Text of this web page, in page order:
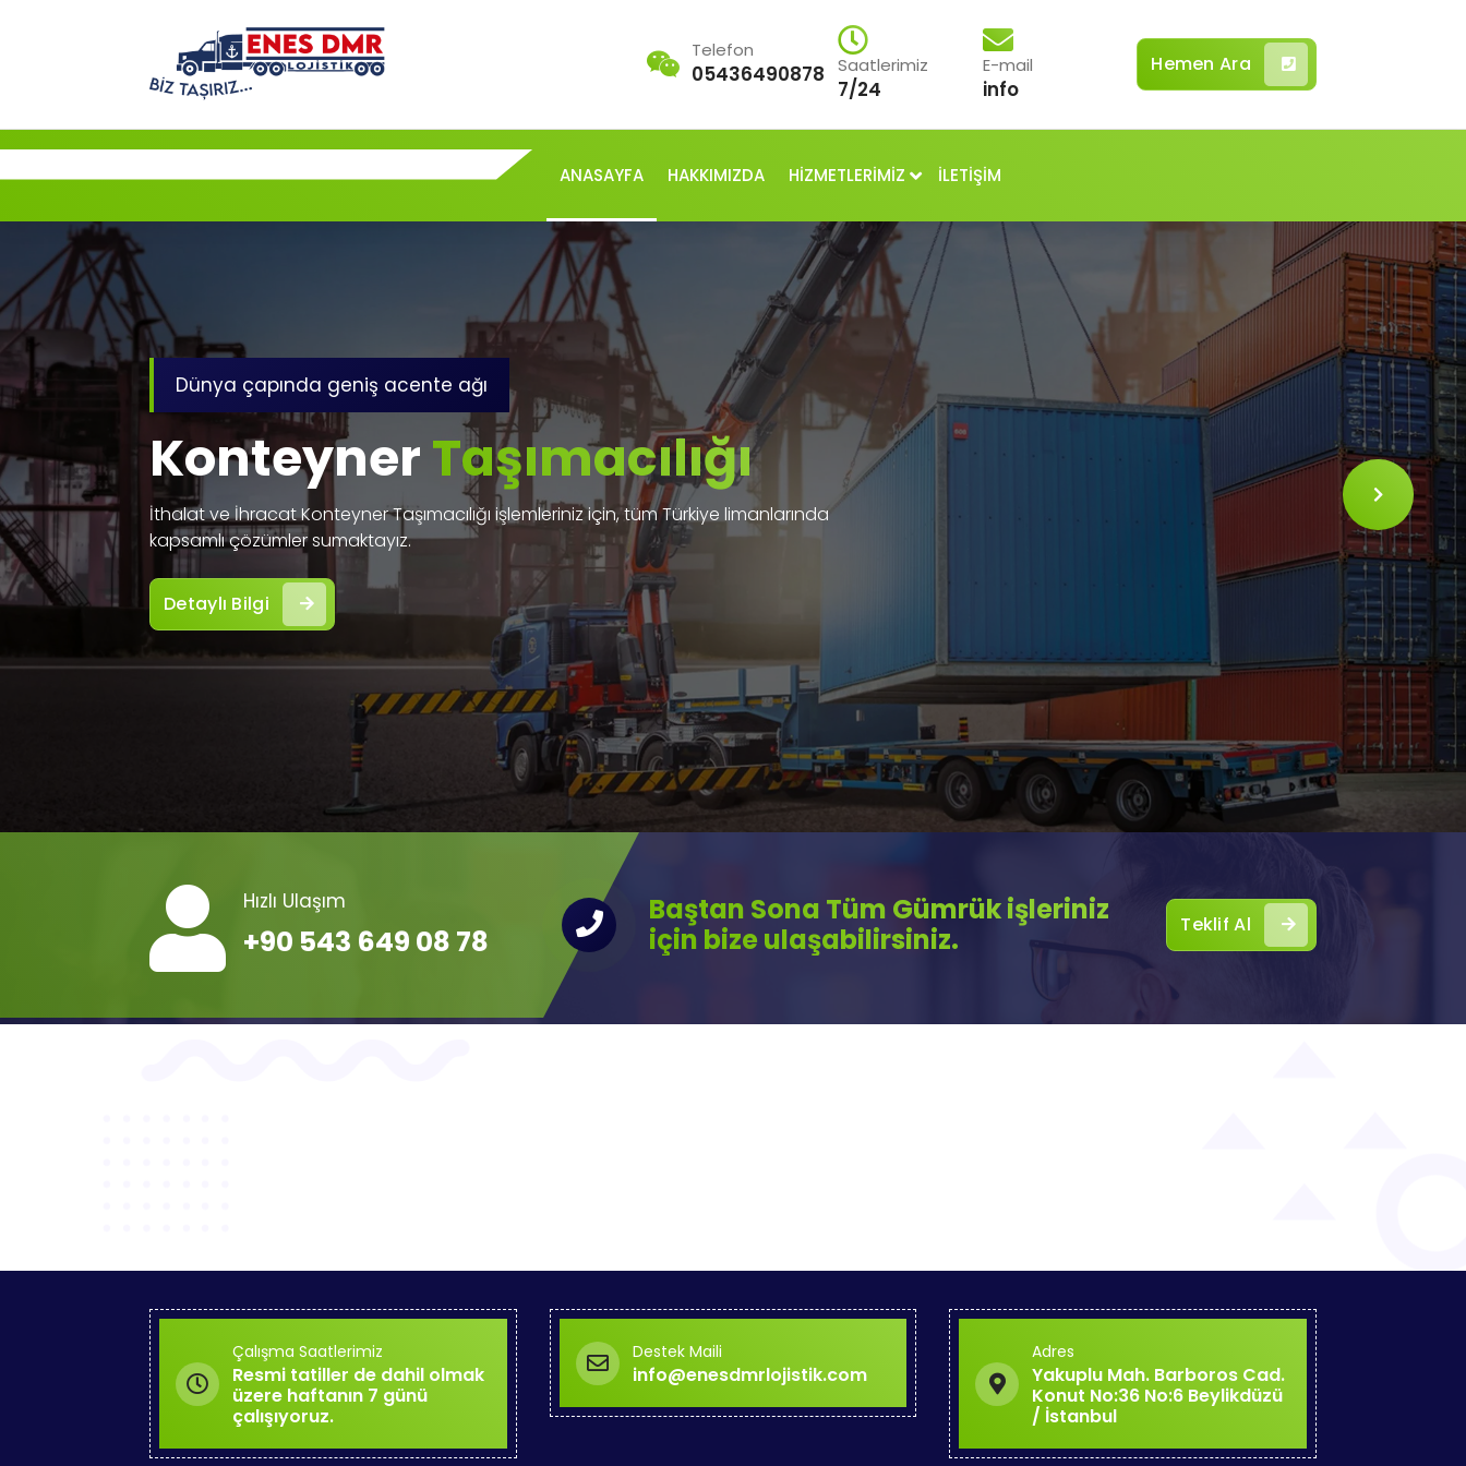
Telefon
05436490878 Saatlerimiz
7/24
E-mail
info
Hemen Ara
ANASAYFA HAKKIMIZDA HİZMETLERİMİZ İLETİŞİM
Dünya çapında geniş acente ağı
KonteynerTaşımacılığı
İthalat ve İhracat Konteyner Taşımacılığı işlemleriniz için, tüm Türkiye limanlarında
kapsamlı çözümler sumaktayız.
Detaylı Bilgi
Hızlı Ulaşım
+90 543 649 08 78
Baştan Sona Tüm Gümrük işleriniz
için bize ulaşabilirsiniz.
Teklif Al
Çalışma Saatlerimiz
Resmi tatiller de dahil olmak
üzere haftanın 7 günü
çalışıyoruz.
Destek Maili
info@enesdmrlojistik.com
Adres
Yakuplu Mah. Barboros Cad.
Konut No:36 No:6 Beylikdüzü
/ İstanbul